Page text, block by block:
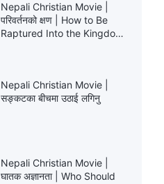
Nepali Christian Movie |
परिवर्तनको क्षण | How to Be
Raptured Into the Kingdom
Nepali Christian Movie |
सङ्कटका बीचमा उठाई लगिनु
Nepali Christian Movie |
घातक अज्ञानता | Who Should